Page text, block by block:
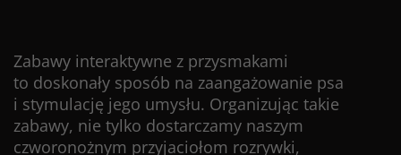
Zabawy interaktywne z przysmakami
to doskonały sposób na zaangażowanie psa
i stymulację jego umysłu. Organizując takie
zabawy, nie tylko dostarczamy naszym
czworonożnym przyjaciołom rozrywki,